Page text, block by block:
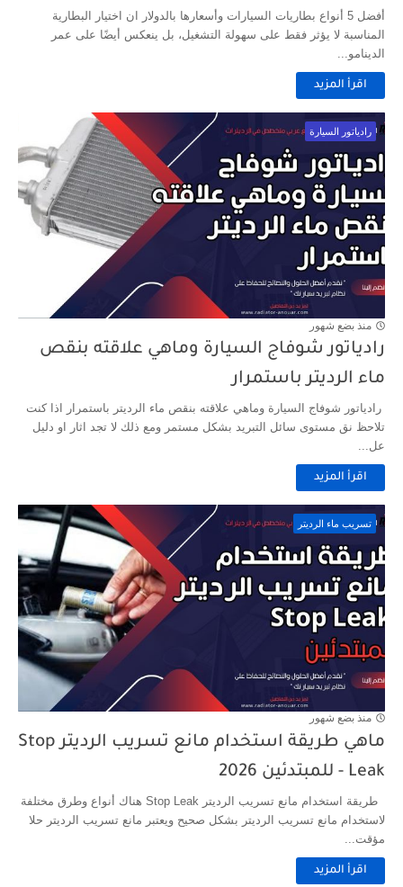
أفضل 5 أنواع بطاريات السيارات وأسعارها بالدولار ان اختيار البطارية
المناسبة لا يؤثر فقط على سهولة التشغيل، بل ينعكس أيضًا على عمر
الدينامو...
اقرأ المزيد
رادياتور السيارة
منذ بضع شهور
رادياتور شوفاج السيارة وماهي علاقته بنقص
ماء الرديتر باستمرار
رادياتور شوفاج السيارة وماهي علاقته بنقص ماء الرديتر باستمرار اذا كنت
تلاحظ نق مستوى سائل التبريد بشكل مستمر ومع ذلك لا تجد اثار او دليل
عل...
اقرأ المزيد
تسريب ماء الرديتر
منذ بضع شهور
ماهي طريقة استخدام مانع تسريب الرديتر Stop
Leak - للمبتدئين 2026
طريقة استخدام مانع تسريب الرديتر Stop Leak هناك أنواع وطرق مختلفة
لاستخدام مانع تسريب الرديتر بشكل صحيح ويعتبر مانع تسريب الرديتر حلا
مؤقت...
اقرأ المزيد